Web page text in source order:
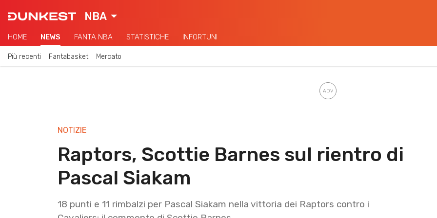
NBA
HOME NEWS FANTA NBA STATISTICHE INFORTUNI
Più recenti Fantabasket Mercato
NOTIZIE
Raptors, Scottie Barnes sul rientro di
Pascal Siakam
18 punti e 11 rimbalzi per Pascal Siakam nella vittoria dei Raptors contro i